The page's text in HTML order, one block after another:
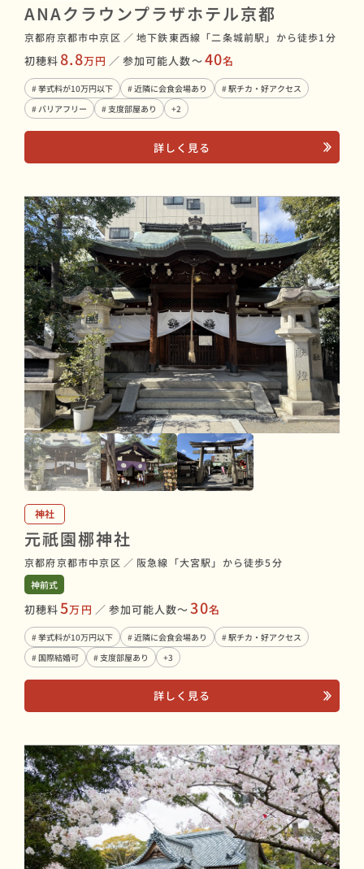
ANAクラウンプラザホテル京都
京都府京都市中京区 ／ 地下鉄東西線「二条城前駅」から徒歩1分
初穂料8.8万円 ／ 参加可能人数〜40名
# 挙式料が10万円以下 # 近隣に会食会場あり
# 駅チカ・好アクセス
# バリアフリー
# 支度部屋あり +2
詳しく見る
神社
元祇園梛神社
京都府京都市中京区 ／ 阪急線「大宮駅」から徒歩5分
神前式
初穂料5万円 ／ 参加可能人数〜30名
# 挙式料が10万円以下 # 近隣に会食会場あり
# 駅チカ・好アクセス
# 国際結婚可
# 支度部屋あり +3
詳しく見る